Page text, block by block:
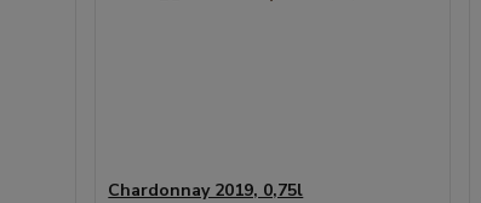
Chardonnay 2019, 0,75l